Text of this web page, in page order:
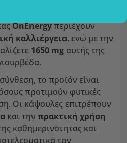
OnEnergyπεριέχουν
καλλιέργεια, ενώ με την
1650 mg αυτής της
το προϊόν είναι
προτιμούν φυτικές
Οι κάψουλες επιτρέπουν
και την πρακτική χρήση
καθημερινότητας και
τον